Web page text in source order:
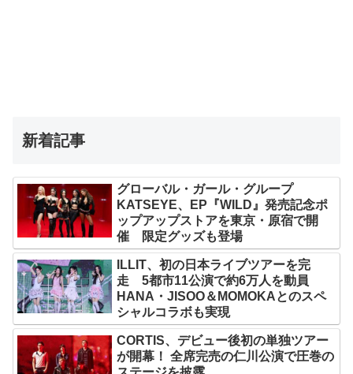
新着記事
グローバル・ガール・グループ
KATSEYE、EP『WILD』発売記念ポ
ップアップストアを東京・原宿で開
催 限定グッズも登場
ILLIT、初の日本ライブツアーを完
走 5都市11公演で約6万人を動員
HANA・JISOO＆MOMOKAとのスペ
シャルコラボも実現
CORTIS、デビュー後初の単独ツアー
が開幕！ 全席完売の仁川公演で圧巻の